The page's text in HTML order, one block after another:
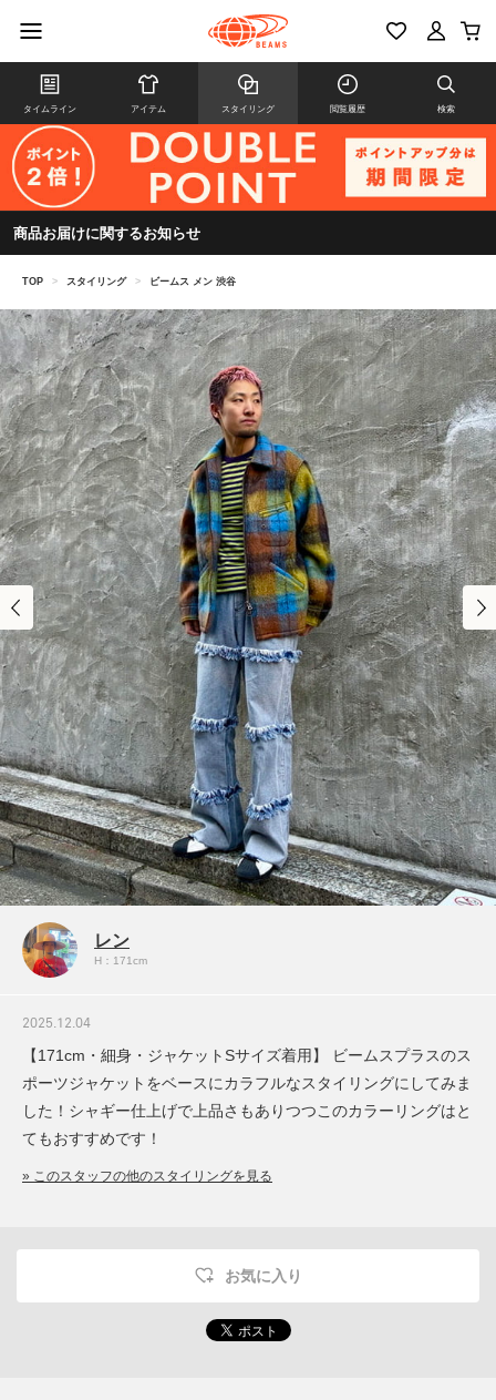
タイムライン アイテム スタイリング 閲覧履歴 検索
商品お届けに関するお知らせ
TOP > スタイリング > ビームス メン 渋谷
レン
H：171cm
2025.12.04
【171cm・細身・ジャケットSサイズ着用】 ビームスプラスのス
ポーツジャケットをベースにカラフルなスタイリングにしてみま
した！シャギー仕上げで上品さもありつつこのカラーリングはと
てもおすすめです！
» このスタッフの他のスタイリングを見る
お気に入り